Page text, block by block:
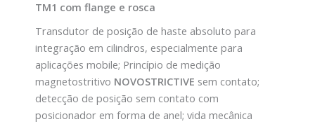
TM1 com flange e rosca
Transdutor de posição de haste absoluto para
integração em cilindros, especialmente para
aplicações mobile; Princípio de medição
magnetostritivo NOVOSTRICTIVE sem contato;
detecção de posição sem contato com
posicionador em forma de anel; vida mecânica